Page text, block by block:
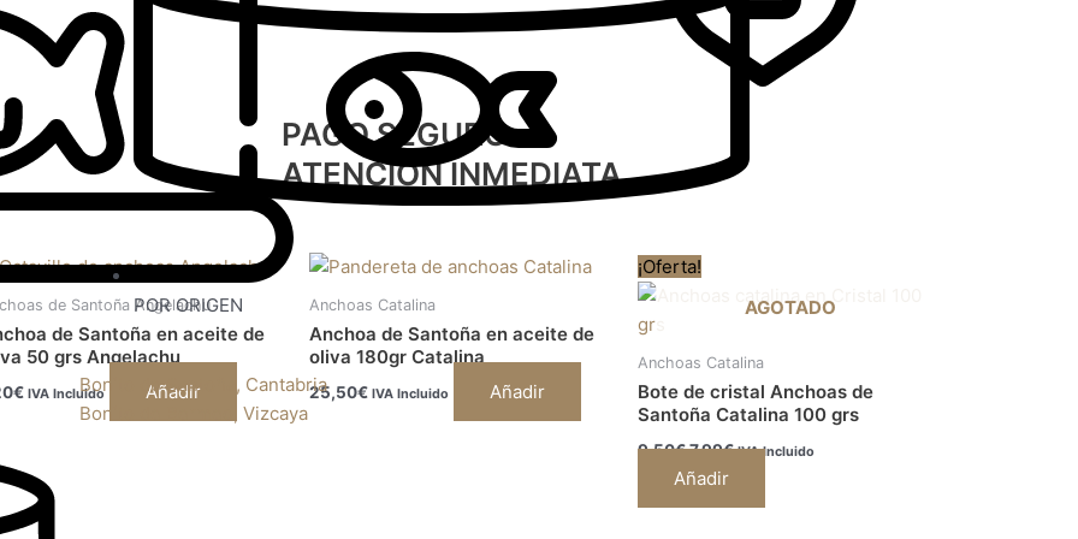
POR ORIGEN
Bonito de Santoña, Cantabria
Bonito de Bermeo, Vizcaya
PAGO SEGURO
ATENCIÓN INMEDIATA
de Santoña Angelachu
de Santoña en aceite de
50 grs Angelachu
€ IVA Incluido Añadir
Anchoas Catalina
Anchoa de Santoña en aceite de
oliva 180gr Catalina
25,50€ IVA Incluido Añadir
¡Oferta!
AGOTADO
Anchoas Catalina
Bote de cristal Anchoas de
Santoña Catalina 100 grs
9,50€
El
precio
original
7,99€
actual
IVA Incluido
Añadir